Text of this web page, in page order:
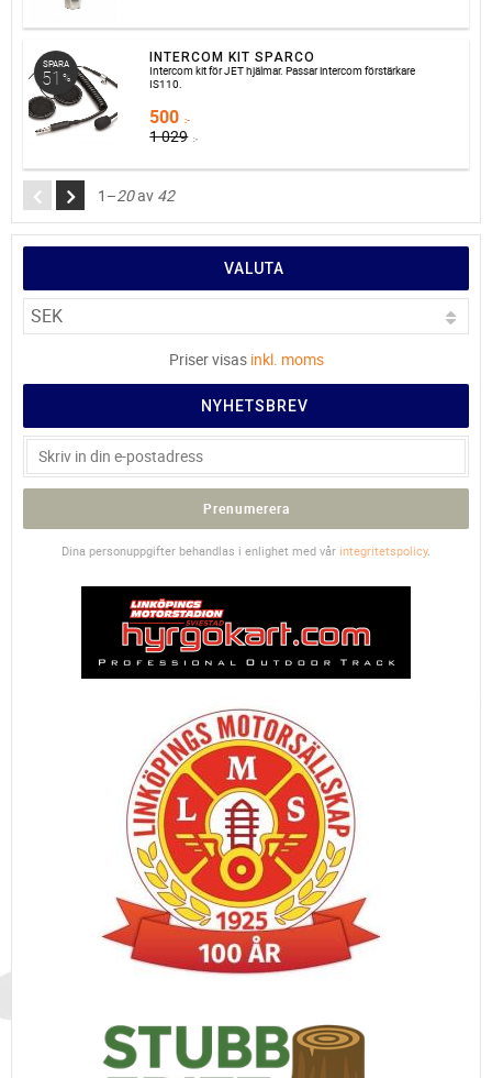
INTERCOM KIT SPARCO
Intercom kit för JET hjälmar. Passar intercom förstärkare
IS110.
500 :-
1 029 :-
SPARA
51 %
1–20av 42
VALUTA
Priser visas inkl. moms
NYHETSBREV
Prenumerera
Dina personuppgifter behandlas i enlighet med vår integritetspolicy.